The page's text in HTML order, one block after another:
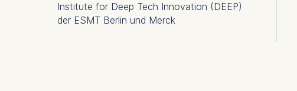
Institute for Deep Tech Innovation (DEEP)
der ESMT Berlin und Merck